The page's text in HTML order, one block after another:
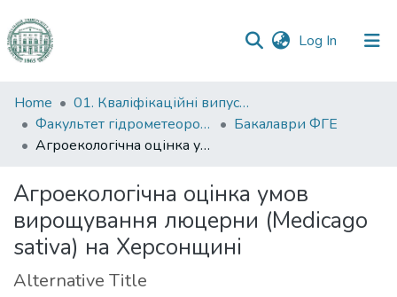
Log In (current)
Communities
&
Collections
Statistics
Home
01. Кваліфікаційні випускні роботи здобувачів вищої освіти
Факультет гідрометеорології і екології
Бакалаври ФГЕ
Агроекологічна оцінка умов вирощування люцерни (Medicago sativa) на Херсонщині
Агроекологічна оцінка умов
вирощування люцерни (Medicago
sativa) на Херсонщині
Alternative Title